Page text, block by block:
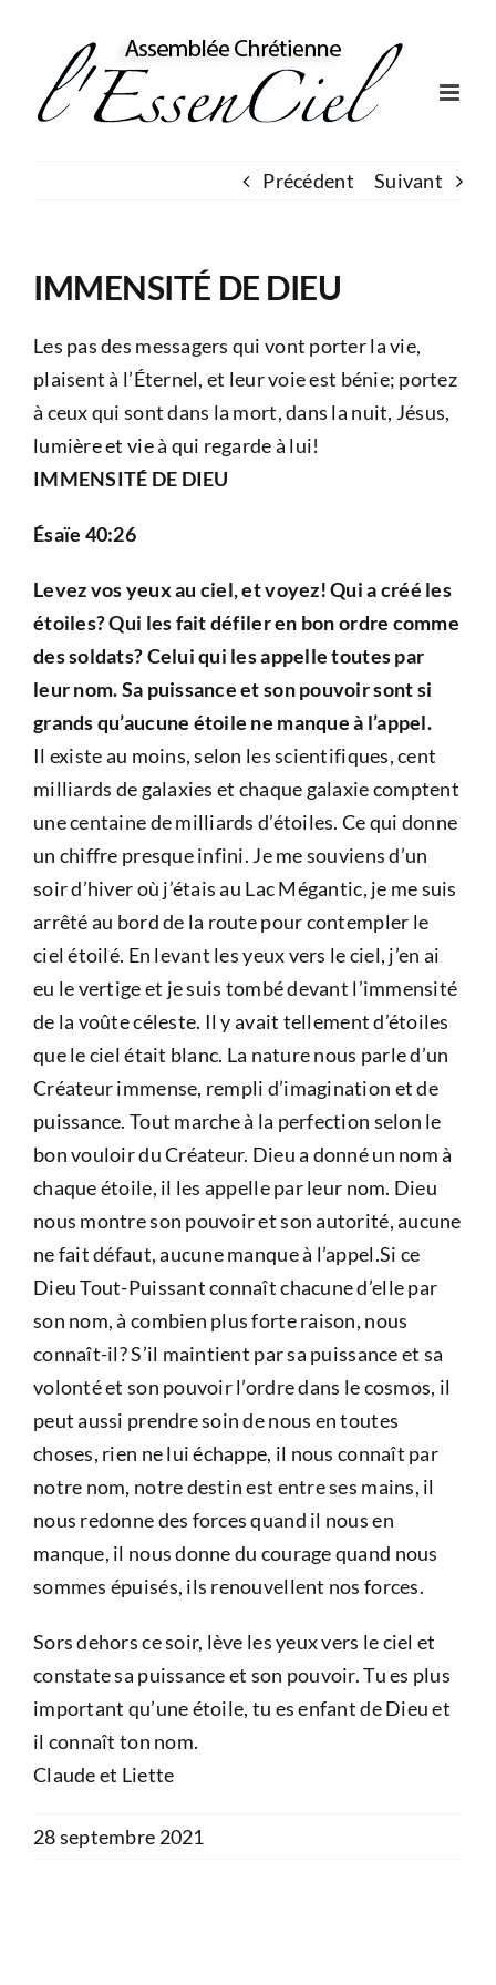
content
Précédent Suivant
IMMENSITÉ DE DIEU
Les pas des messagers qui vont porter la vie,
plaisent à l’Éternel, et leur voie est bénie; portez
à ceux qui sont dans la mort, dans la nuit, Jésus,
lumière et vie à qui regarde à lui!
IMMENSITÉ DE DIEU
Ésaïe 40:26
Levez vos yeux au ciel, et voyez! Qui a créé les
étoiles? Qui les fait défiler en bon ordre comme
des soldats? Celui qui les appelle toutes par
leur nom. Sa puissance et son pouvoir sont si
grands qu’aucune étoile ne manque à l’appel.
Il existe au moins, selon les scientifiques, cent
milliards de galaxies et chaque galaxie comptent
une centaine de milliards d’étoiles. Ce qui donne
un chiffre presque infini. Je me souviens d’un
soir d’hiver où j’étais au Lac Mégantic, je me suis
arrêté au bord de la route pour contempler le
ciel étoilé. En levant les yeux vers le ciel, j’en ai
eu le vertige et je suis tombé devant l’immensité
de la voûte céleste. Il y avait tellement d’étoiles
que le ciel était blanc. La nature nous parle d’un
Créateur immense, rempli d’imagination et de
puissance. Tout marche à la perfection selon le
bon vouloir du Créateur. Dieu a donné un nom à
chaque étoile, il les appelle par leur nom. Dieu
nous montre son pouvoir et son autorité, aucune
ne fait défaut, aucune manque à l’appel.Si ce
Dieu Tout-Puissant connaît chacune d’elle par
son nom, à combien plus forte raison, nous
connaît-il? S’il maintient par sa puissance et sa
volonté et son pouvoir l’ordre dans le cosmos, il
peut aussi prendre soin de nous en toutes
choses, rien ne lui échappe, il nous connaît par
notre nom, notre destin est entre ses mains, il
nous redonne des forces quand il nous en
manque, il nous donne du courage quand nous
sommes épuisés, ils renouvellent nos forces.
Sors dehors ce soir, lève les yeux vers le ciel et
constate sa puissance et son pouvoir. Tu es plus
important qu’une étoile, tu es enfant de Dieu et
il connaît ton nom.
Claude et Liette
28 septembre 2021